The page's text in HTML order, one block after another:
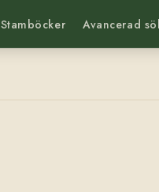
Stamböcker Avancerad